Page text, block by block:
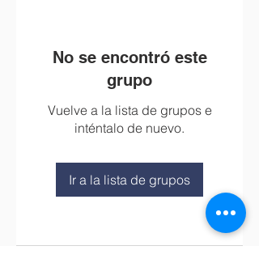
No se encontró este
grupo
Vuelve a la lista de grupos e
inténtalo de nuevo.
Ir a la lista de grupos